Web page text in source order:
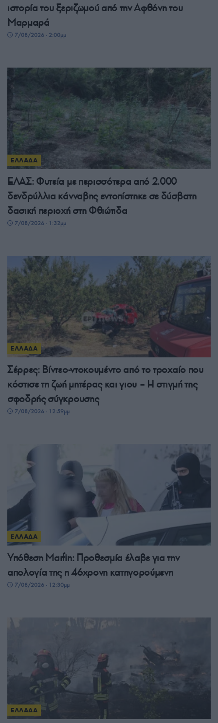
ιστορία του ξεριζωμού από την Αφθόνη του
Μαρμαρά
7/08/2026 - 2:00μμ
ΕΛΛΑΔΑ
ΕΛΑΣ: Φυτεία με περισσότερα από 2.000
δενδρύλλια κάνναβης εντοπίστηκε σε δύσβατη
δασική περιοχή στη Φθιώτιδα
7/08/2026 - 1:32μμ
ΕΛΛΑΔΑ
Σέρρες: Βίντεο-ντοκουμέντο από το τροχαίο που
κόστισε τη ζωή μητέρας και γιου – Η στιγμή της
σφοδρής σύγκρουσης
7/08/2026 - 12:59μμ
ΕΛΛΑΔΑ
Υπόθεση Marfin: Προθεσμία έλαβε για την
απολογία της η 46χρονη κατηγορούμενη
7/08/2026 - 12:30μμ
ΕΛΛΑΔΑ